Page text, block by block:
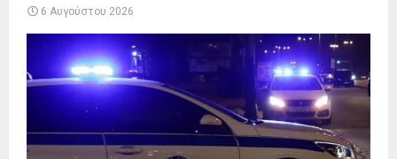
6 Αυγούστου 2026